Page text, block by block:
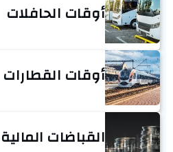
أوقات الحافلات
أوقات القطارات
القباضات المالية